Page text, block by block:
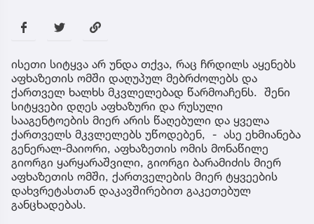
ისეთი სიტყვა არ უნდა თქვა, რაც ჩრდილს აყენებს
აფხაზეთის ომში დაღუპულ მებრძოლებს და
ქართველ ხალხს მკვლელებად წარმოაჩენს. შენი
სიტყვები დღეს აფხაზური და რუსული
სააგენტოების მიერ არის წაღებული და ყველა
ქართველს მკვლელებს უწოდებენ, - ასე ეხმიანება
გენერალ-მაიორი, აფხაზეთის ომის მონაწილე
გიორგი ყარყარაშვილი, გიორგი ბარამიძის მიერ
აფხაზეთის ომში, ქართველების მიერ ტყვეების
დახვრეტასთან დაკავშირებით გაკეთებულ
განცხადებას.